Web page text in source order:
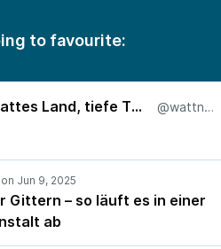
to favourite:
Watt’n los? – Plattes Land, tiefe Themen @wattnlos
Gittern – so läuft es in einer
ab